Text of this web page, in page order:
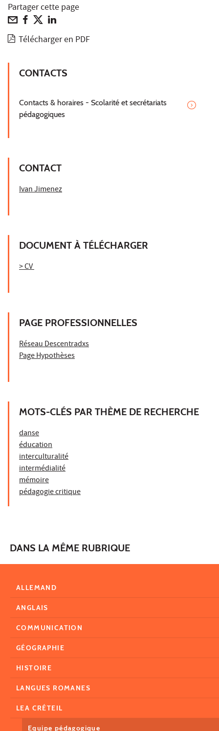
Partager cette page
Télécharger en PDF
CONTACTS
Contacts & horaires - Scolarité et secrétariats
pédagogiques
CONTACT
Ivan Jimenez
DOCUMENT À TÉLÉCHARGER
> CV
PAGE PROFESSIONNELLES
Réseau Descentradxs
Page Hypothèses
MOTS-CLÉS PAR THÈME DE RECHERCHE
danse
éducation
interculturalité
intermédialité
mémoire
pédagogie critique
DANS LA MÊME RUBRIQUE
ALLEMAND
ANGLAIS
COMMUNICATION
GÉOGRAPHIE
HISTOIRE
LANGUES ROMANES
LEA CRÉTEIL
Equipe pédagogique